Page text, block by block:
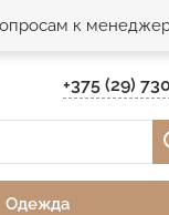
к
+375 (29)
Одежда